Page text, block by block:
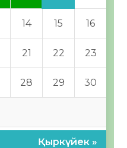
14 15 16
21 22 23
28 29 30
Қыркүйек »